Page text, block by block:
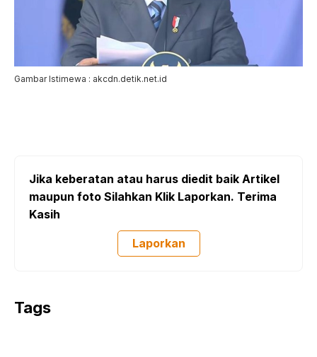
Gambar Istimewa : akcdn.detik.net.id
Jika keberatan atau harus diedit baik Artikel
maupun foto Silahkan Klik Laporkan. Terima
Kasih
Laporkan
Tags